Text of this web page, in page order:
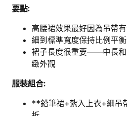
要點:
高腰裙效果最好因為吊帶
細到標準寬度保持比例平衡
裙子長度很重要——中長和
緻外觀
服裝組合:
**鉛筆裙+紮入上衣+細吊